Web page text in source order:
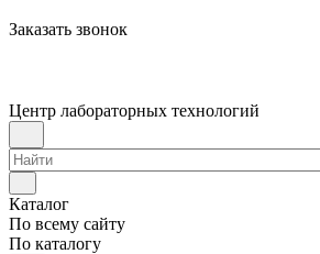
Заказать звонок
Центр лабораторных технологий
Каталог
По всему сайту
По каталогу